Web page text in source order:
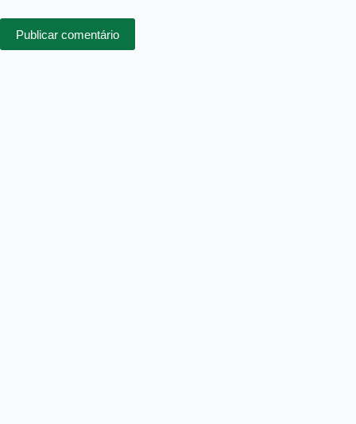
Publicar comentário